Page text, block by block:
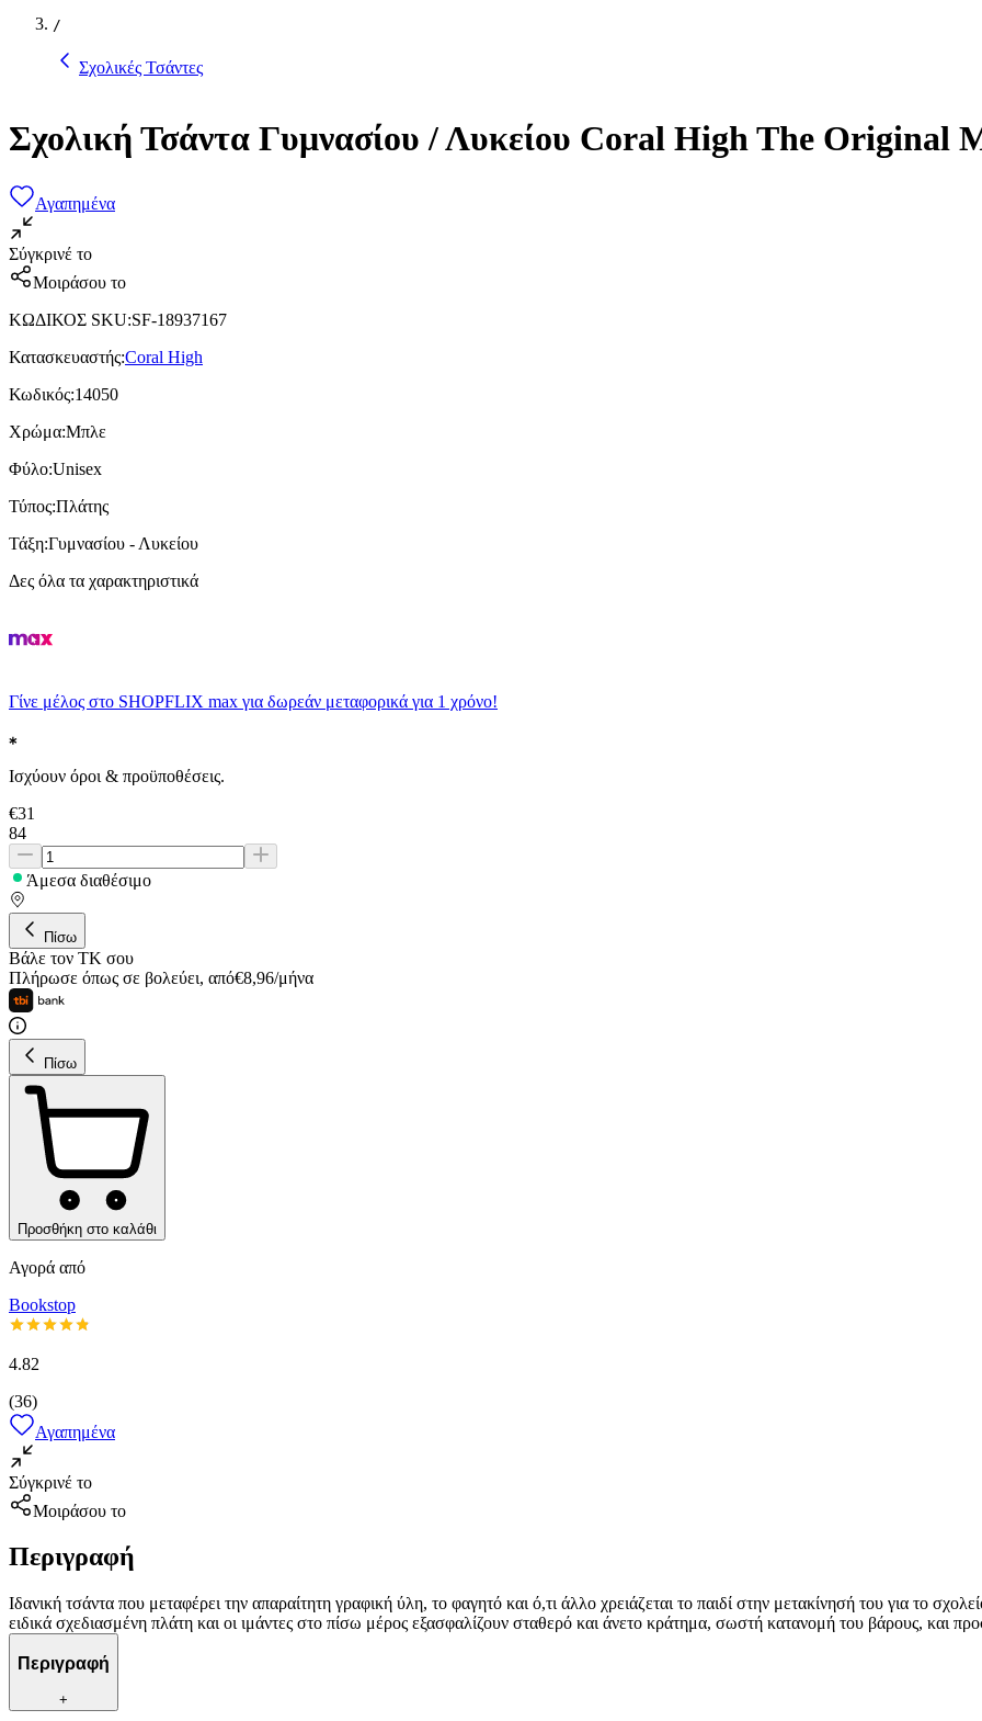
/
Σχολικές Τσάντες
Σχολική Τσάντα Γυμνασίου / Λυκείου Coral High The Original
Αγαπημένα
Σύγκρινέ το
Μοιράσου το
ΚΩΔΙΚΟΣ SKU:SF-18937167
Κατασκευαστής:Coral High
Κωδικός:14050
Χρώμα:Μπλε
Φύλο:Unisex
Τύπος:Πλάτης
Τάξη:Γυμνασίου - Λυκείου
Δες όλα τα χαρακτηριστικά
Γίνε μέλος στο SHOPFLIX max για δωρεάν μεταφορικά για 1 χρόνο!
Ισχύουν όροι & προϋποθέσεις.
€31
84
Άμεσα διαθέσιμο
Πίσω
Βάλε τον ΤΚ σου
Πλήρωσε όπως σε βολεύει, από€8,96/μήνα
Πίσω
Προσθήκη στο καλάθι
Αγορά από
Bookstop
4.82
(36)
Αγαπημένα
Σύγκρινέ το
Μοιράσου το
Περιγραφή
Ιδανική τσάντα που μεταφέρει την απαραίτητη γραφική ύλη, το φαγητό και ό,τι άλλο χρειάζεται το παιδί στην μετακίνησή του για το
ειδικά σχεδιασμένη πλάτη και οι ιμάντες στο πίσω μέρος εξασφαλίζουν σταθερό και άνετο κράτημα, σωστή κατανομή του βάρους, και
Περιγραφή
+